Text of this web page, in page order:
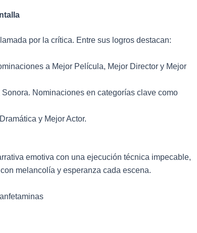
por la crítica. Entre sus logros destacan:
a Mejor Película, Mejor Director y Mejor
Nominaciones en categorías clave como
y Mejor Actor.
emotiva con una ejecución técnica impecable,
melancolía y esperanza cada escena.